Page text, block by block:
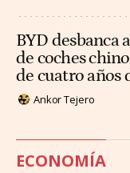
BYD desbanca
de coches
de cuatro años
Ankor Tejero
ECONOMÍA